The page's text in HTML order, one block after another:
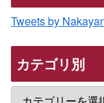
Tweets by
カテゴリ別